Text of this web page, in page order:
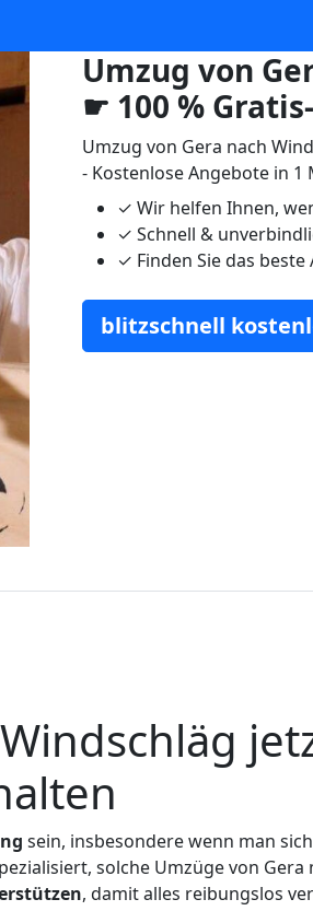
Umzug von
☛ 100 %
Umzug von Gera nach
- Kostenlose Angebote in 1
✓ Wir helfen Ihnen,
✓ Schnell &
✓ Finden Sie das
blitzschnell
sein, insbesondere wenn man
solche Umzüge von
, damit alles reibungslos